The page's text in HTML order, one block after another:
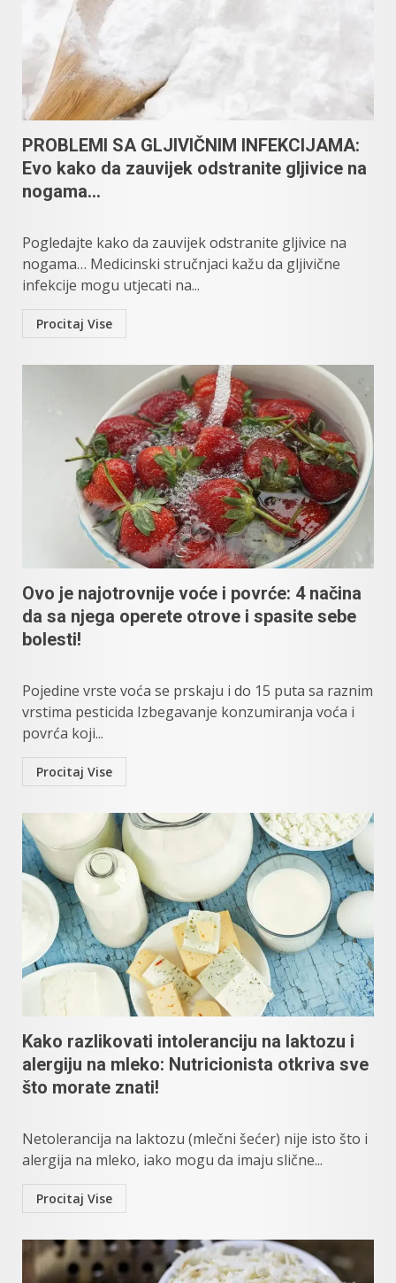
PROBLEMI SA GLJIVIČNIM INFEKCIJAMA:
Evo kako da zauvijek odstranite gljivice na
nogama…
Pogledajte kako da zauvijek odstranite gljivice na
nogama… Medicinski stručnjaci kažu da gljivične
infekcije mogu utjecati na...
Procitaj Vise
Ovo je najotrovnije voće i povrće: 4 načina
da sa njega operete otrove i spasite sebe
bolesti!
Pojedine vrste voća se prskaju i do 15 puta sa raznim
vrstima pesticida Izbegavanje konzumiranja voća i
povrća koji...
Procitaj Vise
Kako razlikovati intoleranciju na laktozu i
alergiju na mleko: Nutricionista otkriva sve
što morate znati!
Netolerancija na laktozu (mlečni šećer) nije isto što i
alergija na mleko, iako mogu da imaju slične...
Procitaj Vise